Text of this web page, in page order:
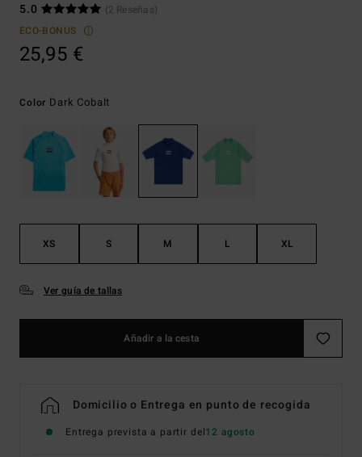
5.0
(2 Reseñas)
ECO-BONUS
25,95 €
Color Dark Cobalt
XS S M L XL
Ver guía de tallas
Añadir a la cesta
Domicilio o Entrega en punto de recogida
Entrega prevista a partir del12 agosto